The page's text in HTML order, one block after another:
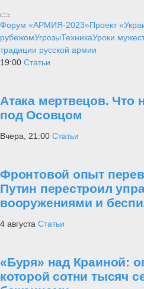
Форум «АРМИЯ-2023»Проект
рубежомУгрозыТехникаУроки
традиции русской армии
19:00 Статьи
Атака мертвецов. Что
под Осовцом
Вчера, 21:00 Статьи
Фронтовой опыт
Путин перестроил
вооружениями и
4 августа Статьи
«Буря» над Краиной:
которой сотни тысяч